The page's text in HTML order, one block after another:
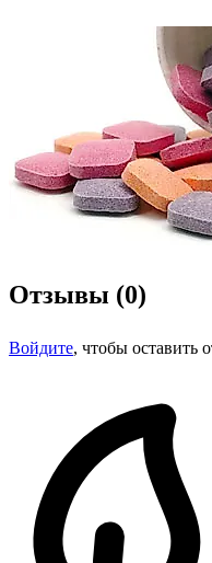
Отзывы (0)
Войдите, чтобы оставить